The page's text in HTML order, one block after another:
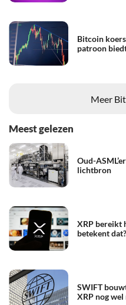
Bitcoin
patroon
Meer
Meest gelezen
Oud-
lichtbron
XRP bereikt
betekent dat?
SWIFT
XRP nog